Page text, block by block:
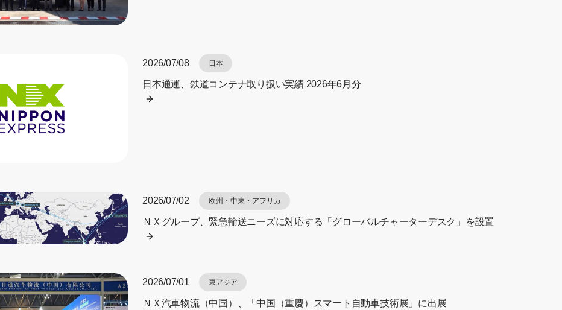
2026/07/08 日本
日本通運、鉄道コンテナ取り扱い実績 2026年6月分
2026/07/02 欧州・中東・アフリカ
ＮＸグループ、緊急輸送ニーズに対応する「グローバルチャーターデスク」を設置
2026/07/01 東アジア
ＮＸ汽車物流（中国）、「中国（重慶）スマート自動車技術展」に出展